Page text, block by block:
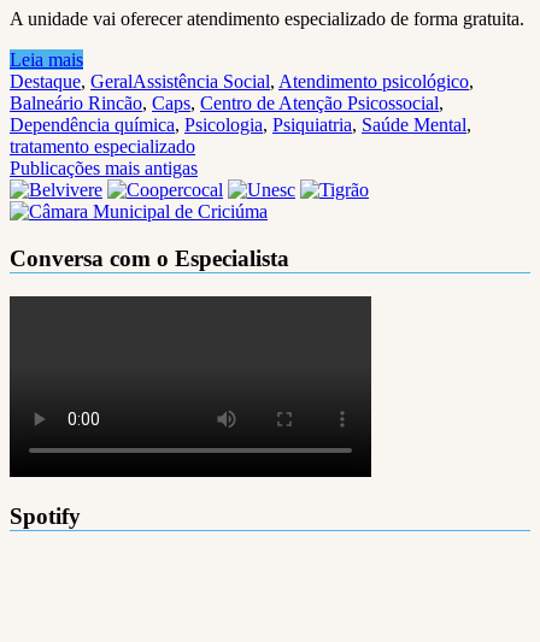
A unidade vai oferecer atendimento especializado de forma gratuita.
Leia mais
Destaque, GeralAssistência Social, Atendimento psicológico,
Balneário Rincão, Caps, Centro de Atenção Psicossocial,
Dependência química, Psicologia, Psiquiatria, Saúde Mental,
tratamento especializado
Navegação
por
Publicações mais antigas
Conversa com o Especialista
Spotify